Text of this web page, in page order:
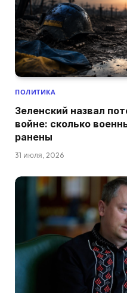
ПОЛИТИКА
Зеленский назвал
войне: сколько
ранены
31 июля, 2026